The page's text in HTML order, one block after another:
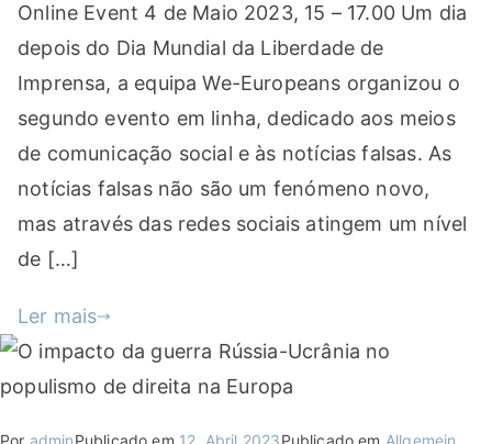
Online Event 4 de Maio 2023, 15 – 17.00 Um dia
depois do Dia Mundial da Liberdade de
Imprensa, a equipa We-Europeans organizou o
segundo evento em linha, dedicado aos meios
de comunicação social e às notícias falsas. As
notícias falsas não são um fenómeno novo,
mas através das redes sociais atingem um nível
de […]
Ler mais
Por adminPublicado em 12. Abril 2023Publicado em Allgemein